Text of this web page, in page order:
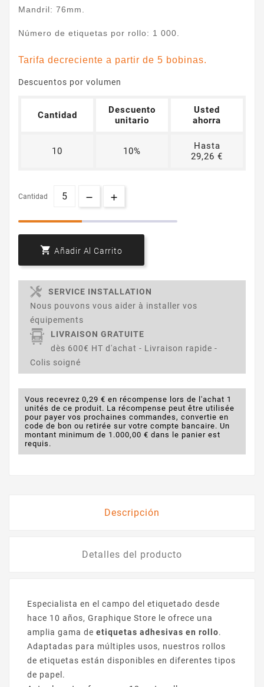
Mandril: 76mm.
Número de etiquetas por rollo: 1 000.
Tarifa decreciente a partir de 5 bobinas.
Descuentos por volumen
Cantidad
Descuento
unitario
Usted
ahorra
10 10%
Hasta
29,26 €
Cantidad
 Añadir Al Carrito
SERVICE INSTALLATION
Nous pouvons vous aider à installer vos
équipements
LIVRAISON GRATUITE
dès 600€ HT d'achat - Livraison rapide -
Colis soigné
Vous recevrez 0,29 € en récompense lors de l'achat 1
unités de ce produit. La récompense peut être utilisée
pour payer vos prochaines commandes, convertie en
code de bon ou retirée sur votre compte bancaire. Un
montant minimum de 1.000,00 € dans le panier est
requis.
Descripción
Detalles del producto
Especialista en el campo del etiquetado desde
hace 10 años, Graphique Store le ofrece una
amplia gama de etiquetas adhesivas en rollo.
Adaptadas para múltiples usos, nuestros rollos
de etiquetas están disponibles en diferentes tipos
de papel.